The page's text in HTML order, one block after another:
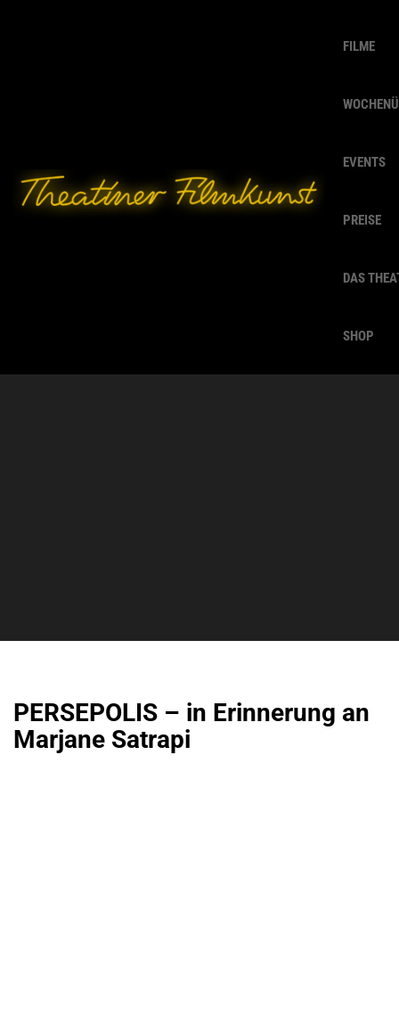
FILME
EVENTS
PREISE
DAS
SHOP
PERSEPOLIS – in Erinnerung an
Marjane Satrapi